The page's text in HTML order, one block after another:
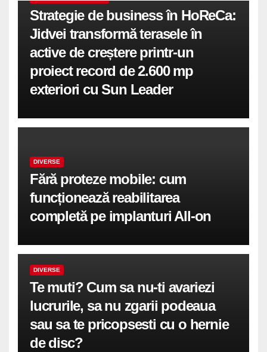
Strategie de business în HoReCa:
Jidvei transformă terasele în
active de creștere printr-un
proiect record de 2.600 mp
exteriori cu Sun Leader
DIVERSE
Fără proteze mobile: cum
funcționează reabilitarea
completă pe implanturi All-on
DIVERSE
Te muti? Cum sa nu-ti avariezi
lucrurile, sa nu zgarii podeaua
sau sa te pricopsesti cu o hernie
de disc?